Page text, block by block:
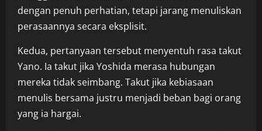
dengan penuh perhatian, tetapi jarang menuliskan
perasaannya secara eksplisit.
Kedua, pertanyaan tersebut menyentuh rasa takut
Yano. Ia takut jika Yoshida merasa hubungan
mereka tidak seimbang. Takut jika kebiasaan
menulis bersama justru menjadi beban bagi orang
yang ia hargai.